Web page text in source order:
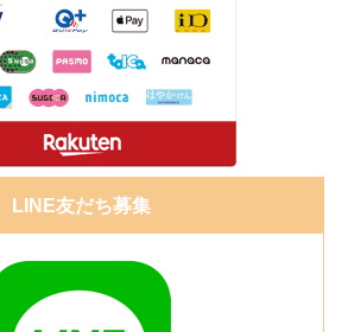
LINE友だち募集